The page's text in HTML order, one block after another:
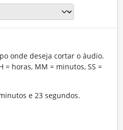
onde deseja cortar o áudio.
= horas, MM = minutos, SS =
e 23 segundos.